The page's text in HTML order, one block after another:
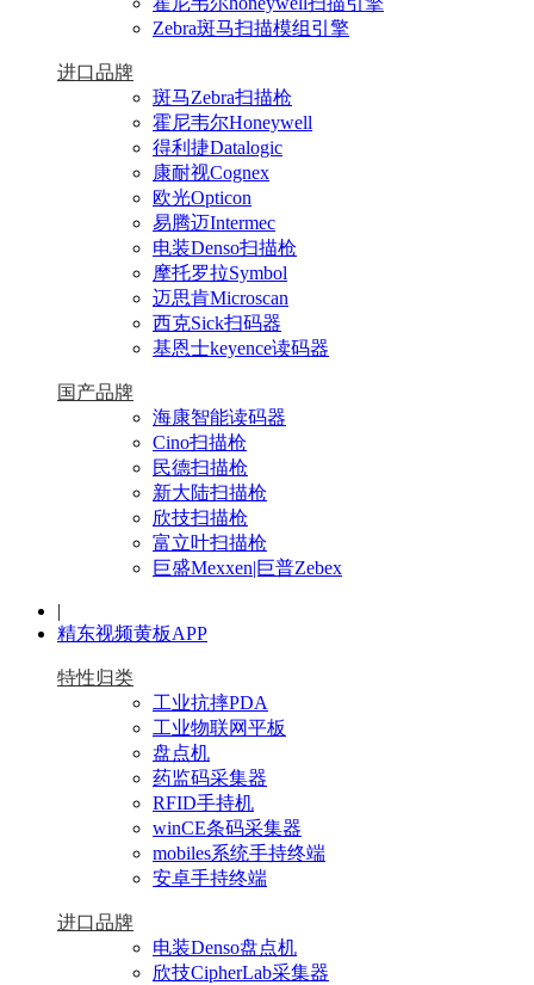
Zebra斑马扫描模组引擎
进口品牌
斑马Zebra扫描枪
霍尼韦尔Honeywell
得利捷Datalogic
康耐视Cognex
欧光Opticon
易腾迈Intermec
电装Denso扫描枪
摩托罗拉Symbol
迈思肯Microscan
西克Sick扫码器
基恩士keyence读码器
国产品牌
海康智能读码器
Cino扫描枪
民德扫描枪
新大陆扫描枪
欣技扫描枪
富立叶扫描枪
巨盛Mexxen|巨普Zebex
|
精东视频黄板APP
特性归类
工业抗摔PDA
工业物联网平板
盘点机
药监码采集器
RFID手持机
winCE条码采集器
mobiles系统手持终端
安卓手持终端
进口品牌
电装Denso盘点机
欣技CipherLab采集器